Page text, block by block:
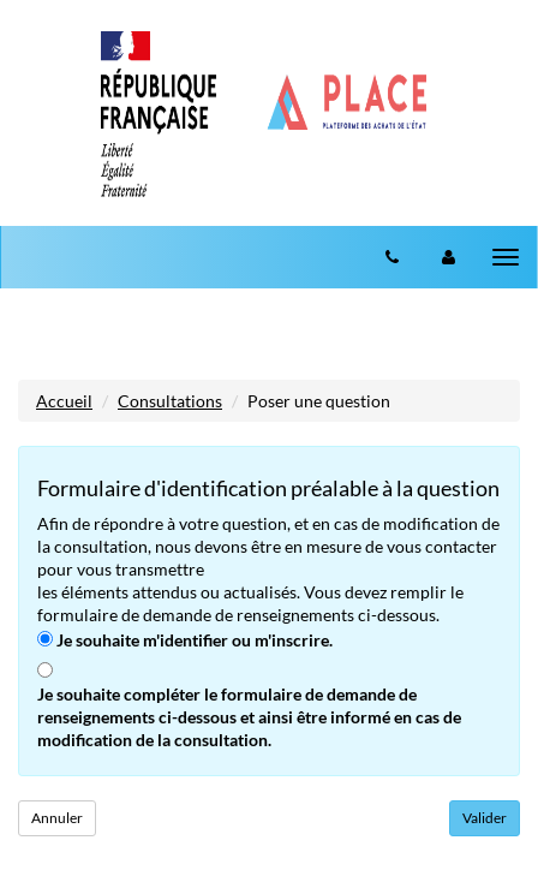
Accueil Consultations Poser une question
Formulaire d'identification préalable à la question
Afin de répondre à votre question, et en cas de modification de
la consultation, nous devons être en mesure de vous contacter
pour vous transmettre
les éléments attendus ou actualisés. Vous devez remplir le
formulaire de demande de renseignements ci-dessous.
Je souhaite m'identifier ou m'inscrire.
Je souhaite compléter le formulaire de demande de
renseignements ci-dessous et ainsi être informé en cas de
modification de la consultation.